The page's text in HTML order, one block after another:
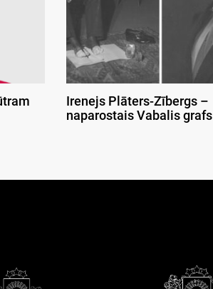
Irenejs Plāters-Zībergs –
naparostais Vabalis grafs